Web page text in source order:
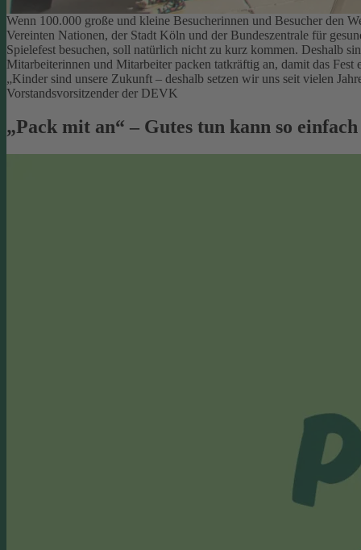
Wenn 100.000 große und kleine Besucherinnen und Besucher den
Vereinten Nationen, der Stadt Köln und der Bundeszentrale für
Spielefest besuchen, soll natürlich nicht zu kurz kommen. Deshalb
Mitarbeiterinnen und Mitarbeiter packen tatkräftig an, damit das
„Kinder sind unsere Zukunft – deshalb setzen wir uns seit vielen
Vorstandsvorsitzender der DEVK
„Pack mit an“ – Gutes tun kann so einfach